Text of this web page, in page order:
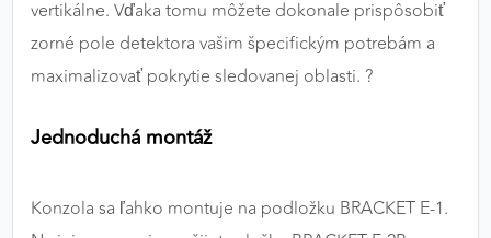
vertikálne. Vďaka tomu môžete dokonale prispôsobiť
zorné pole detektora vašim špecifickým potrebám a
maximalizovať pokrytie sledovanej oblasti. ?️
Jednoduchá montáž
Konzola sa ľahko montuje na podložku BRACKET E-1.